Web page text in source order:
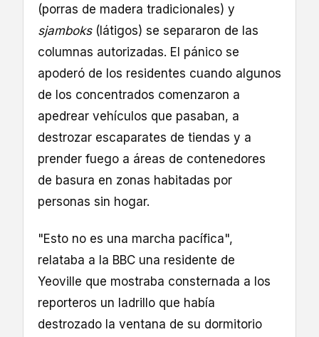
(porras de madera tradicionales) y
sjamboks(látigos) se separaron de las
columnas autorizadas. El pánico se
apoderó de los residentes cuando algunos
de los concentrados comenzaron a
apedrear vehículos que pasaban, a
destrozar escaparates de tiendas y a
prender fuego a áreas de contenedores
de basura en zonas habitadas por
personas sin hogar.
"Esto no es una marcha pacífica",
relataba a la BBC una residente de
Yeoville que mostraba consternada a los
reporteros un ladrillo que había
destrozado la ventana de su dormitorio